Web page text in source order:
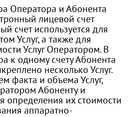
Оператора и Абонента
лицевой счет
счет используется для
Услуг, а также для
Услуг Оператором. В
к одному счету Абонента
несколько Услуг.
факта и объема Услуг,
Абоненту и
определения их стоимости
аппаратно-